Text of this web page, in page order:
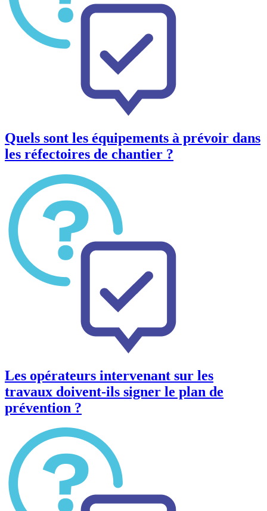
Quels sont les équipements à prévoir dans
les réfectoires de chantier ?
Les opérateurs intervenant sur les
travaux doivent-ils signer le plan de
prévention ?